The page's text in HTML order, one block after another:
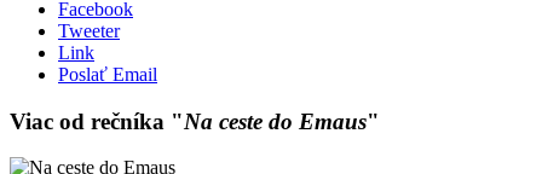
Facebook
Tweeter
Link
Poslať Email
Viac od rečníka "Na ceste do Emaus"